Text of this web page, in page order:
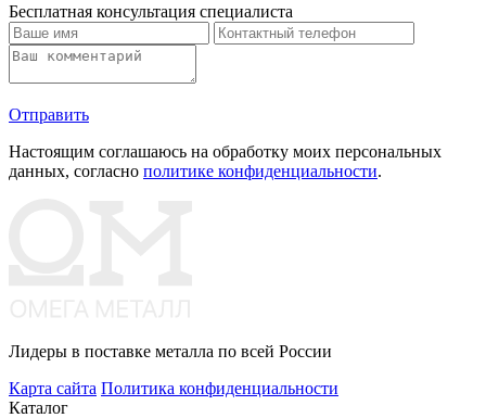
Бесплатная консультация специалиста
Отправить
Настоящим соглашаюсь на обработку моих персональных
данных, согласно политике конфиденциальности.
Лидеры в поставке металла по всей России
Карта сайта Политика конфиденциальности
Каталог